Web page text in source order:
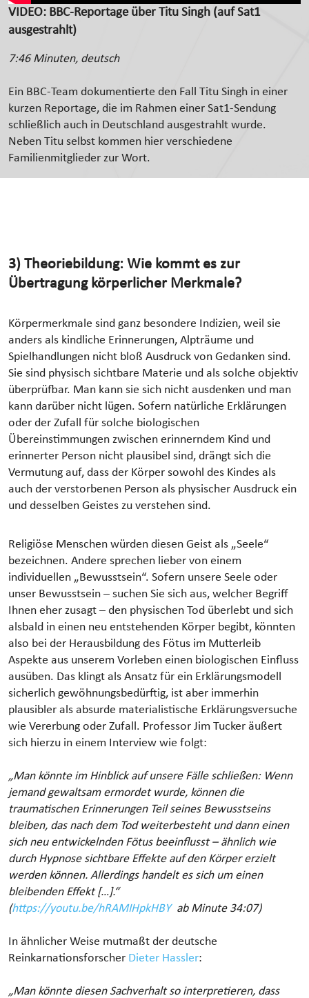
VIDEO: BBC-Reportage über Titu Singh (auf Sat1
ausgestrahlt)
7:46 Minuten, deutsch
Ein BBC-Team dokumentierte den Fall Titu Singh in einer
kurzen Reportage, die im Rahmen einer Sat1-Sendung
schließlich auch in Deutschland ausgestrahlt wurde.
Neben Titu selbst kommen hier verschiedene
Familienmitglieder zur Wort.
3) Theoriebildung: Wie kommt es zur
Übertragung körperlicher Merkmale?
Körpermerkmale sind ganz besondere Indizien, weil sie
anders als kindliche Erinnerungen, Alpträume und
Spielhandlungen nicht bloß Ausdruck von Gedanken sind.
Sie sind physisch sichtbare Materie und als solche objektiv
überprüfbar. Man kann sie sich nicht ausdenken und man
kann darüber nicht lügen. Sofern natürliche Erklärungen
oder der Zufall für solche biologischen
Übereinstimmungen zwischen erinnerndem Kind und
erinnerter Person nicht plausibel sind, drängt sich die
Vermutung auf, dass der Körper sowohl des Kindes als
auch der verstorbenen Person als physischer Ausdruck ein
und desselben Geistes zu verstehen sind.
Religiöse Menschen würden diesen Geist als „Seele“
bezeichnen. Andere sprechen lieber von einem
individuellen „Bewusstsein“. Sofern unsere Seele oder
unser Bewusstsein – suchen Sie sich aus, welcher Begriff
Ihnen eher zusagt – den physischen Tod überlebt und sich
alsbald in einen neu entstehenden Körper begibt, könnten
also bei der Herausbildung des Fötus im Mutterleib
Aspekte aus unserem Vorleben einen biologischen Einfluss
ausüben. Das klingt als Ansatz für ein Erklärungsmodell
sicherlich gewöhnungsbedürftig, ist aber immerhin
plausibler als absurde materialistische Erklärungsversuche
wie Vererbung oder Zufall. Professor Jim Tucker äußert
sich hierzu in einem Interview wie folgt:
„Man könnte im Hinblick auf unsere Fälle schließen: Wenn
jemand gewaltsam ermordet wurde, können die
traumatischen Erinnerungen Teil seines Bewusstseins
bleiben, das nach dem Tod weiterbesteht und dann einen
sich neu entwickelnden Fötus beeinflusst – ähnlich wie
durch Hypnose sichtbare Effekte auf den Körper erzielt
werden können. Allerdings handelt es sich um einen
bleibenden Effekt […].“
(https://youtu.be/hRAMIHpkHBY ab Minute 34:07)
In ähnlicher Weise mutmaßt der deutsche
Reinkarnationsforscher Dieter Hassler:
„Man könnte diesen Sachverhalt so interpretieren, dass